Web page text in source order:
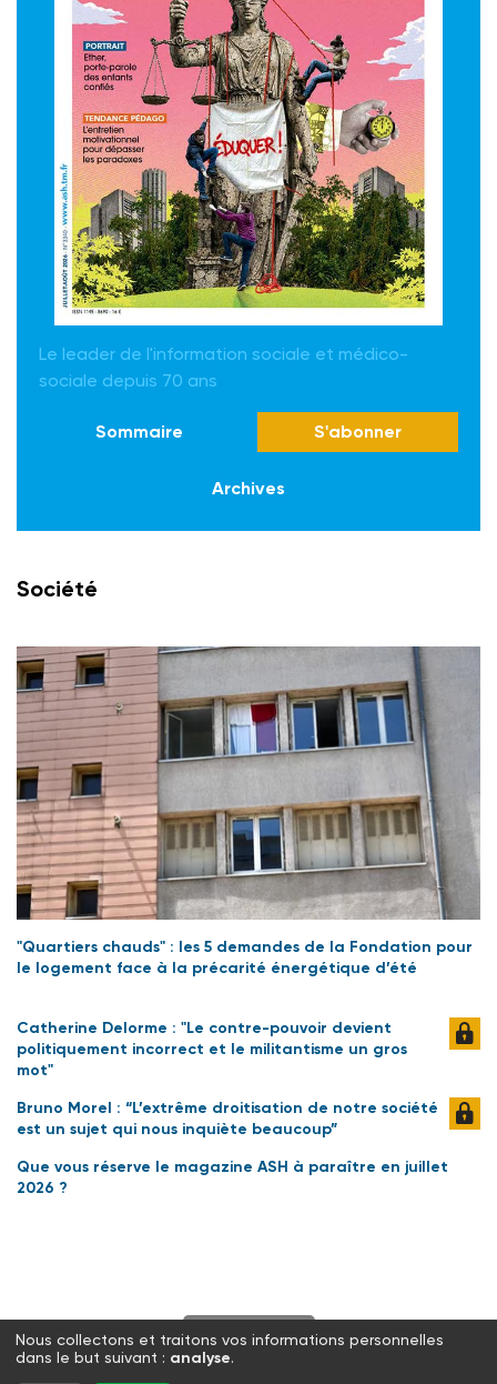
Le leader de l'information sociale et médico-
sociale depuis 70 ans
Sommaire S'abonner
Archives
Société
"Quartiers chauds" : les 5 demandes de la Fondation pour
le logement face à la précarité énergétique d’été
Catherine Delorme : "Le contre-pouvoir devient
politiquement incorrect et le militantisme un gros
mot"
Bruno Morel : “L’extrême droitisation de notre société
est un sujet qui nous inquiète beaucoup”
Que vous réserve le magazine ASH à paraître en juillet
2026 ?
S'abonner
Nous collectons et traitons vos informations personnelles
dans le but suivant : analyse.